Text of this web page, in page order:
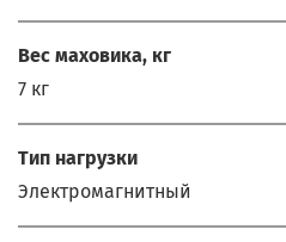
Вес маховика, кг
7 кг
Тип нагрузки
Электромагнитный